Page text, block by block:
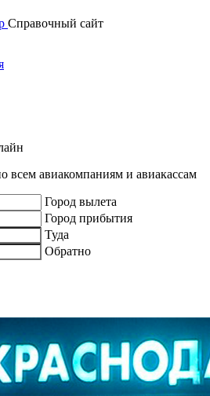
Справочный сайт
всем авиакомпаниям и авиакассам
Город вылета
Город прибытия
Туда
Обратно